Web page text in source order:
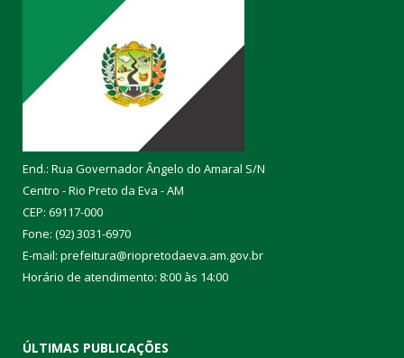
End.: Rua Governador Ângelo do Amaral S/N
Centro - Rio Preto da Eva - AM
CEP: 69117-000
Fone: (92) 3031-6970
E-mail: prefeitura@riopretodaeva.am.gov.br
Horário de atendimento: 8:00 às 14:00
ÚLTIMAS PUBLICAÇÕES